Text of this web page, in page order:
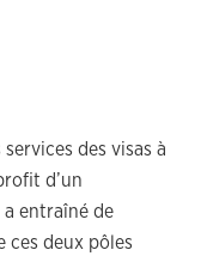
des visas à
d’un
a entraîné de
ces deux pôles